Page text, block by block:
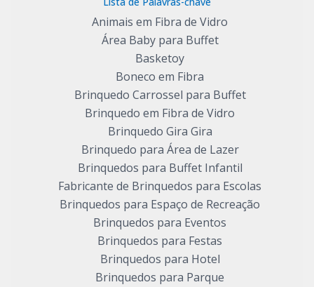
Animais em Fibra de Vidro
Área Baby para Buffet
Basketoy
Boneco em Fibra
Brinquedo Carrossel para Buffet
Brinquedo em Fibra de Vidro
Brinquedo Gira Gira
Brinquedo para Área de Lazer
Brinquedos para Buffet Infantil
Fabricante de Brinquedos para Escolas
Brinquedos para Espaço de Recreação
Brinquedos para Eventos
Brinquedos para Festas
Brinquedos para Hotel
Brinquedos para Parque